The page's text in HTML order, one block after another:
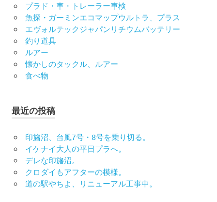
プラド・車・トレーラー車検
魚探・ガーミンエコマップウルトラ、プラス
エヴォルテックジャパンリチウムバッテリー
釣り道具
ルアー
懐かしのタックル、ルアー
食べ物
最近の投稿
印旛沼、台風7号・8号を乗り切る。
イケナイ大人の平日プラへ。
デレな印旛沼。
クロダイもアフターの模様。
道の駅やちよ、リニューアル工事中。